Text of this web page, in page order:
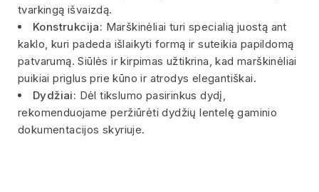
tvarkingą išvaizdą.
Konstrukcija: Marškinėliai turi specialią juostą ant
kaklo, kuri padeda išlaikyti formą ir suteikia papildomą
patvarumą. Siūlės ir kirpimas užtikrina, kad marškinėliai
puikiai priglus prie kūno ir atrodys elegantiškai.
Dydžiai: Dėl tikslumo pasirinkus dydį,
rekomenduojame peržiūrėti dydžių lentelę gaminio
dokumentacijos skyriuje.